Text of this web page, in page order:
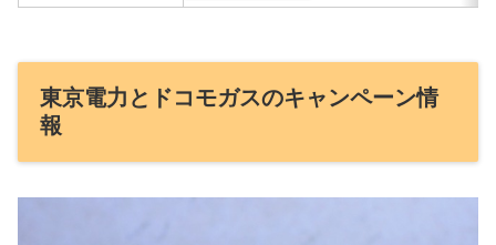
東京電力とドコモガスのキャンペーン情
報